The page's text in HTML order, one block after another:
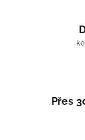
Přes